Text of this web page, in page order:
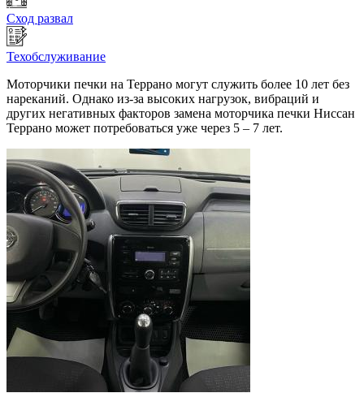
Сход развал
Техобслуживание
Моторчики печки на Террано могут служить более 10 лет без
нареканий. Однако из-за высоких нагрузок, вибраций и
других негативных факторов замена моторчика печки Ниссан
Террано может потребоваться уже через 5 – 7 лет.